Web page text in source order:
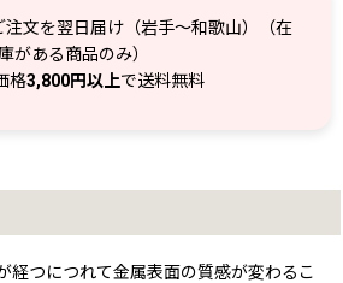
注文を翌日届け（岩手～和歌山）（在
庫がある商品のみ）
格3,800円以上で送料無料
経つにつれて金属表面の質感が変わるこ